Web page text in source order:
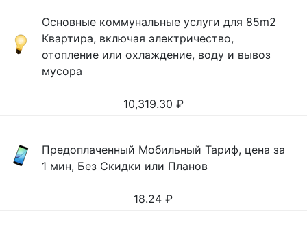
Основные коммунальные услуги для 85m2
Квартира, включая электричество,
отопление или охлаждение, воду и вывоз
мусора
10,319.30 ₽
Предоплаченный Мобильный Тариф, цена за
1 мин, Без Скидки или Планов
18.24 ₽